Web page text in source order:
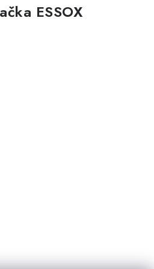
ESSOX